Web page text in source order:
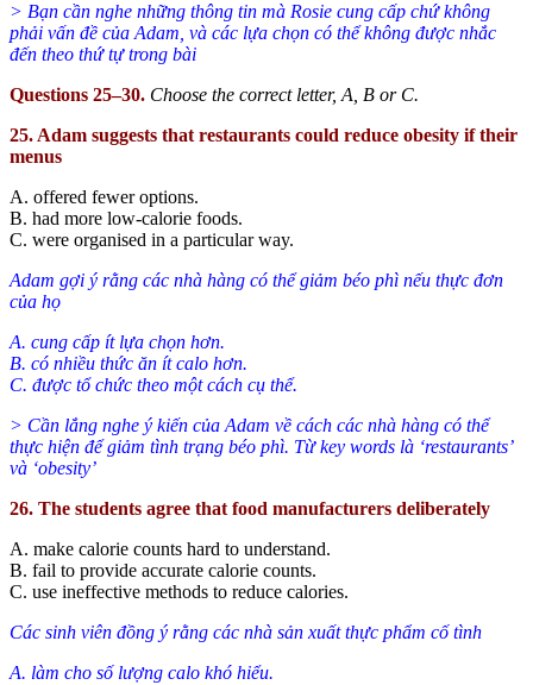
> Bạn cần nghe những thông tin mà Rosie cung cấp chứ không
phải vấn đề của Adam, và các lựa chọn có thể không được nhắc
đến theo thứ tự trong bài
Questions 25–30. Choose the correct letter, A, B or C.
25. Adam suggests that restaurants could reduce obesity if their
menus
A. offered fewer options.
B. had more low-calorie foods.
C. were organised in a particular way.
Adam gợi ý rằng các nhà hàng có thể giảm béo phì nếu thực đơn
của họ
A. cung cấp ít lựa chọn hơn.
B. có nhiều thức ăn ít calo hơn.
C. được tổ chức theo một cách cụ thể.
> Cần lắng nghe ý kiến của Adam về cách các nhà hàng có thể
thực hiện để giảm tình trạng béo phì. Từ key words là ‘restaurants’
và ‘obesity’
26. The students agree that food manufacturers deliberately
A. make calorie counts hard to understand.
B. fail to provide accurate calorie counts.
C. use ineffective methods to reduce calories.
Các sinh viên đồng ý rằng các nhà sản xuất thực phẩm cố tình
A. làm cho số lượng calo khó hiểu.